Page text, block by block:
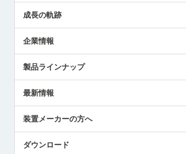
成長の軌跡
企業情報
ごあいさつ
受賞履歴
採用情報
国/地域/言語
製品ラインナップ
ツールセッタ製品
エアマイクロセンサ製品
最新情報
メトロールの技術
社員ブログ
装置メーカーの方へ
ダウンロード